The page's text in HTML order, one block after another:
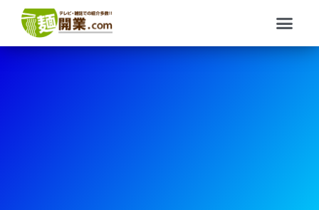
メ
ニ
ュ